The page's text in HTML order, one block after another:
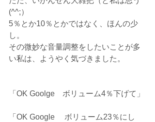
(^^;）
5％とか10％とかではなく、ほんの少
し。
その微妙な音量調整をしたいことが多
い私は、ようやく気づきました。
「OK Goolge　ボリューム4％下げて」
「OK Google 　ボリューム23％にし